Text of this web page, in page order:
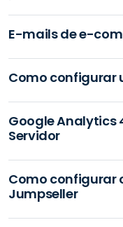
E-mails de e-
Como configurar
Google Analytics
Servidor
Como configurar
Jumpseller